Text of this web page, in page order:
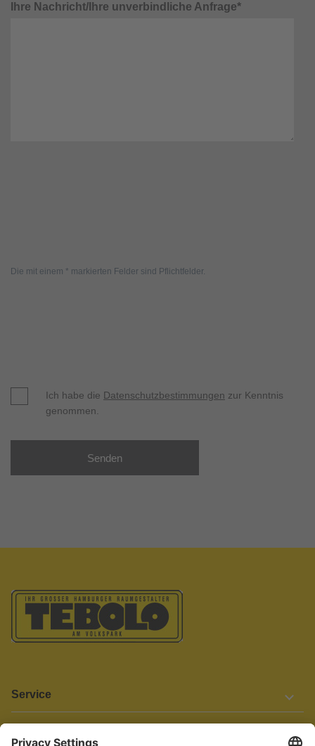
Ihre Nachricht/Ihre unverbindliche Anfrage*
Die mit einem * markierten Felder sind Pflichtfelder.
Ich habe die Datenschutzbestimmungen zur Kenntnis
genommen.
Senden
Service
Informationen